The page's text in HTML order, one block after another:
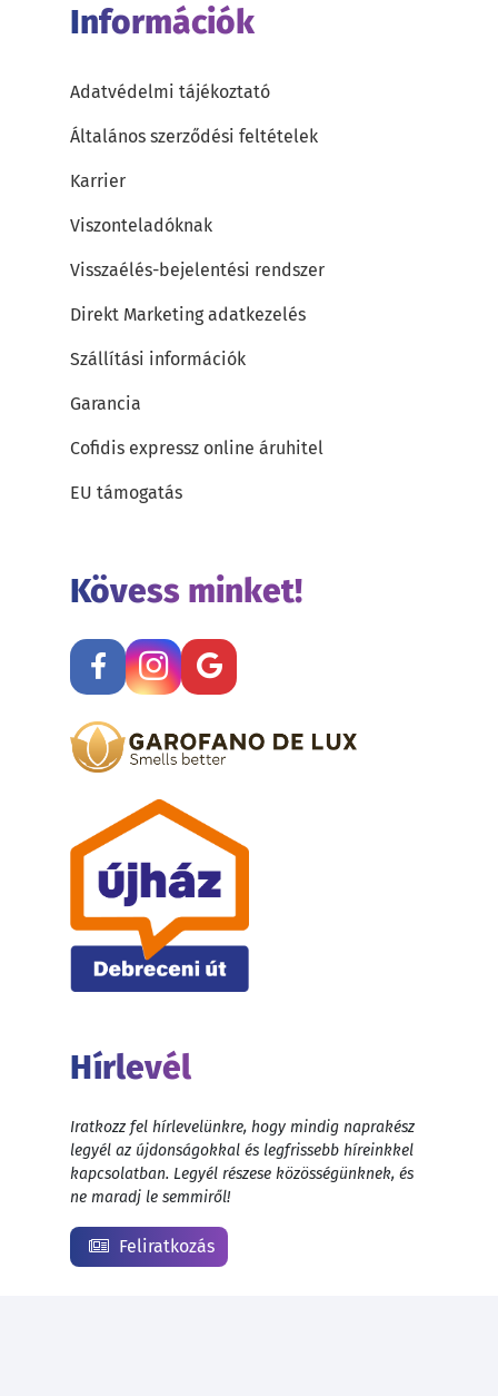
Információk
Adatvédelmi tájékoztató
Általános szerződési feltételek
Karrier
Viszonteladóknak
Visszaélés-bejelentési rendszer
Direkt Marketing adatkezelés
Szállítási információk
Garancia
Cofidis expressz online áruhitel
EU támogatás
Kövess minket!
Hírlevél
Iratkozz fel hírlevelünkre, hogy mindig naprakész
legyél az újdonságokkal és legfrissebb híreinkkel
kapcsolatban. Legyél részese közösségünknek, és
ne maradj le semmiről!
Feliratkozás